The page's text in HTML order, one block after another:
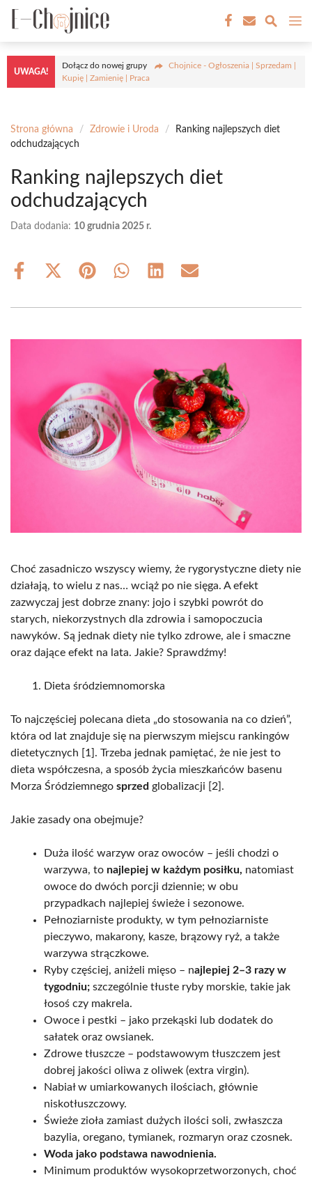
Przejdź
treści
UWAGA!
Dołącz do nowej grupy
Chojnice - Ogłoszenia | Sprzedam |
Kupię | Zamienię | Praca
Strona główna / Zdrowie i Uroda /
Ranking najlepszych diet
odchudzających
Ranking najlepszych diet
odchudzających
Data dodania: 10 grudnia 2025 r.
Share
Share
(Twitter)
Share Share Share Share
Choć zasadniczo wszyscy wiemy, że rygorystyczne diety nie
działają, to wielu z nas… wciąż po nie sięga. A efekt
zazwyczaj jest dobrze znany: jojo i szybki powrót do
starych, niekorzystnych dla zdrowia i samopoczucia
nawyków. Są jednak diety nie tylko zdrowe, ale i smaczne
oraz dające efekt na lata. Jakie? Sprawdźmy!
Dieta śródziemnomorska
To najczęściej polecana dieta „do stosowania na co dzień”,
która od lat znajduje się na pierwszym miejscu rankingów
dietetycznych [1]. Trzeba jednak pamiętać, że nie jest to
dieta współczesna, a sposób życia mieszkańców basenu
Morza Śródziemnego sprzed globalizacji [2].
Jakie zasady ona obejmuje?
Duża ilość warzyw oraz owoców – jeśli chodzi o
warzywa, to najlepiej w każdym posiłku, natomiast
owoce do dwóch porcji dziennie; w obu
przypadkach najlepiej świeże i sezonowe.
Pełnoziarniste produkty, w tym pełnoziarniste
pieczywo, makarony, kasze, brązowy ryż, a także
warzywa strączkowe.
Ryby częściej, aniżeli mięso – najlepiej 2–3 razy w
tygodniu; szczególnie tłuste ryby morskie, takie jak
łosoś czy makrela.
Owoce i pestki – jako przekąski lub dodatek do
sałatek oraz owsianek.
Zdrowe tłuszcze – podstawowym tłuszczem jest
dobrej jakości oliwa z oliwek (extra virgin).
Nabiał w umiarkowanych ilościach, głównie
niskotłuszczowy.
Świeże zioła zamiast dużych ilości soli, zwłaszcza
bazylia, oregano, tymianek, rozmaryn oraz czosnek.
Woda jako podstawa nawodnienia.
Minimum produktów wysokoprzetworzonych, choć